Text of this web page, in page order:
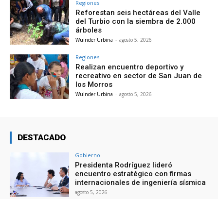
Regiones
Reforestan seis hectáreas del Valle
del Turbio con la siembra de 2.000
árboles
Wuinder Urbina - agosto 5, 2026
Regiones
Realizan encuentro deportivo y
recreativo en sector de San Juan de
los Morros
Wuinder Urbina - agosto 5, 2026
DESTACADO
Gobierno
Presidenta Rodríguez lideró
encuentro estratégico con firmas
internacionales de ingeniería sísmica
agosto 5, 2026